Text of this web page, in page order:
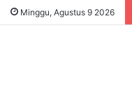
Minggu, Agustus 9 2026